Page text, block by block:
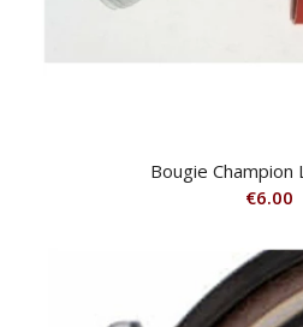
Bougie Champion
€6.00